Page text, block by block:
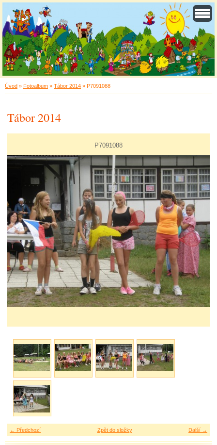
Úvod » Fotoalbum » Tábor 2014 » P7091088
Tábor 2014
P7091088
← Předchozí Další →
Zpět do složky